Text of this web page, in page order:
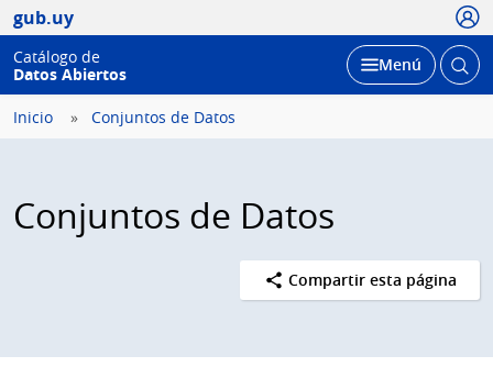
gub.uy
Catálogo de
Datos Abiertos
Desplegar
Menú Abrir
Inicio Conjuntos de Datos
Conjuntos de Datos
Compartir esta página